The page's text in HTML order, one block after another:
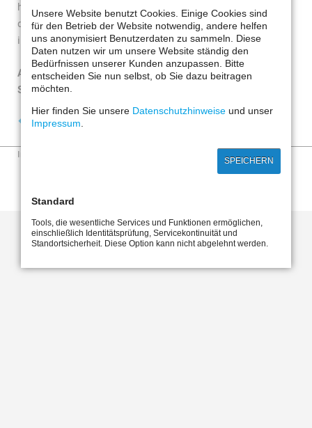
haben alle interessierten Bürger die Möglichkeit, sich über
die drei vorgestellten Nachnutzungskonzepte zu
informieren und Fragen zu stellen.
Achtung: Dieser Termin wird auf Grund der aktuellen
Situation (Corona-Krise Tönnies) verschoben.
Zurück
Navigation
Impressum
Unsere Website benutzt Cookies. Einige Cookies sind
für den Betrieb der Website notwendig, andere helfen
uns anonymisiert Benutzerdaten zu sammeln. Diese
Daten nutzen wir um unsere Website ständig den
Bedürfnissen unserer Kunden anzupassen. Bitte
entscheiden Sie nun selbst, ob Sie dazu beitragen
möchten.
Hier finden Sie unsere Datenschutzhinweise und unser
Impressum
SPEICHERN
Standard
Tools, die wesentliche Services und Funktionen ermöglichen,
einschließlich Identitätsprüfung, Servicekontinuität und
Standortsicherheit. Diese Option kann nicht abgelehnt werden.